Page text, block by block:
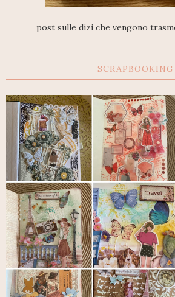
post sulle dizi che vengono
SCRAPBOOKING